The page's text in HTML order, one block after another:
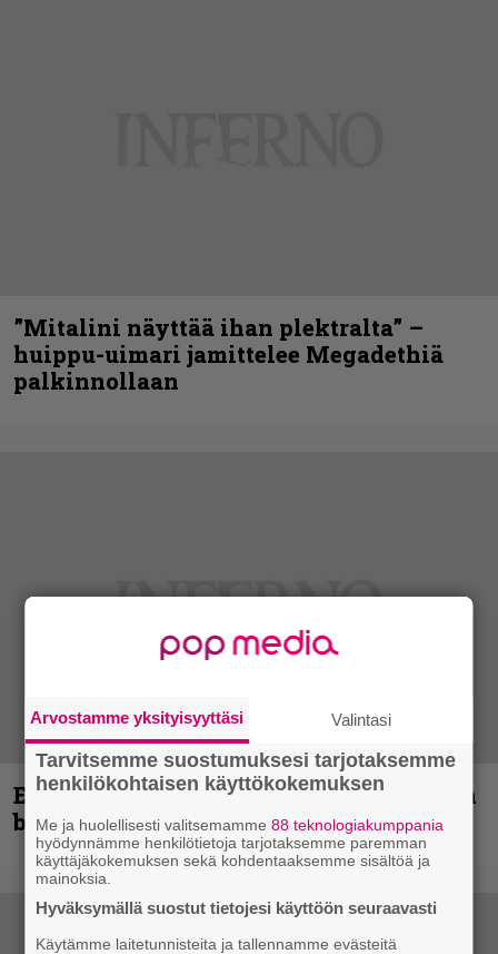
”Mitalini näyttää ihan plektralta” –
huippu-uimari jamittelee Megadethiä
palkinnollaan
Espoon syyskuu käynnistyy kotimaisen
black metalin merkeissä
Arvostamme yksityisyyttäsi Valintasi
Tarvitsemme suostumuksesi tarjotaksemme
henkilökohtaisen käyttökokemuksen
Me ja huolellisesti valitsemamme88 teknologiakumppania
hyödynnämme henkilötietoja tarjotaksemme paremman
käyttäjäkokemuksen sekä kohdentaaksemme sisältöä ja
mainoksia.
Hyväksymällä suostut tietojesi käyttöön seuraavasti
Käytämme laitetunnisteita ja tallennamme evästeitä